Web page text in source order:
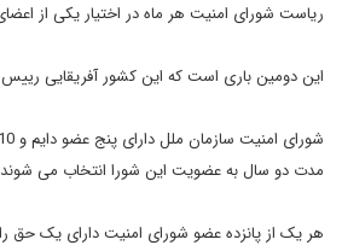
ریاست شورای امنیت هر ماه در اختیار یکی از
این دومین باری است که این کشور آفریقایی
مدت دو سال به عضویت این شورا انتخاب می
هر یک از پانزده عضو شورای امنیت دارای یک حق